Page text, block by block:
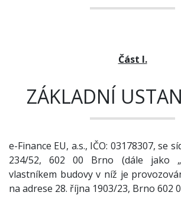
Část I.
ZÁKLADNÍ
e-Finance EU, a.s., IČO: 03178307, se
234/52, 602 00 Brno (dále jako „
vlastníkem budovy v níž je
na adrese 28. října 1903/23, Brno 602